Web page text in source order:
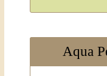
Aqua